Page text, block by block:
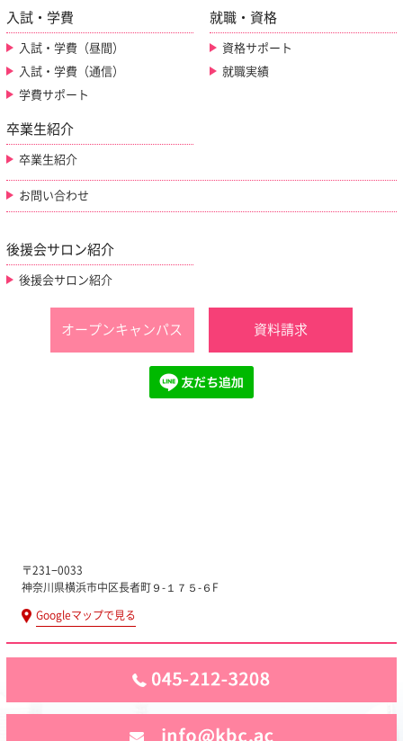
入試・学費
入試・学費（昼間）
入試・学費（通信）
学費サポート
就職・資格
資格サポート
就職実績
卒業生紹介
卒業生紹介
お問い合わせ
後援会サロン紹介
後援会サロン紹介
オープンキャンパス 資料請求
〒231−0033
神奈川県横浜市中区長者町９-１７５-６F
Googleマップで見る